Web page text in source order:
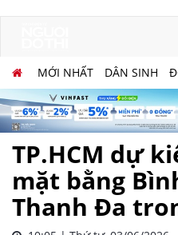
MỚI NHẤT DÂN SINH
TP.HCM dự
mặt bằng
Thanh Đa